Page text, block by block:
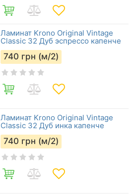
Ламинат Krono Original Vintage
Classic 32 Дуб эспрессо капенче
740 грн (м/2)
Ламинат Krono Original Vintage
Classic 32 Дуб инка капенче
740 грн (м/2)